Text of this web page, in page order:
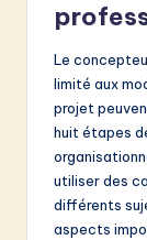
Le
limité aux
projet
huit étapes
utiliser des
différents
aspects